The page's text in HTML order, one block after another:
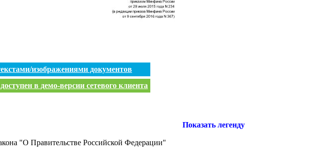
изображениями документов
в демо-версии сетевого клиента
Показать легенду
"О Правительстве Российской Федерации"